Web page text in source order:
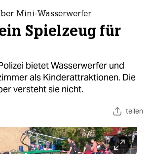
Mini-Wasserwerfer
Spielzeug für
bietet Wasserwerfer und
als Kinderattraktionen. Die
versteht sie nicht.
teilen